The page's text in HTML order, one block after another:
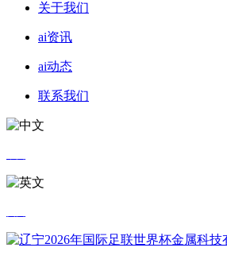
关于我们
ai资讯
ai动态
联系我们